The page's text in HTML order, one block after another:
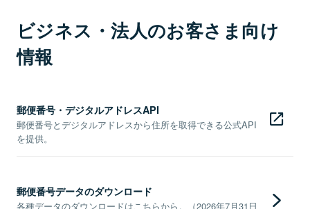
ビジネス・法人のお客さま向け
情報
郵便番号・デジタルアドレスAPI
郵便番号とデジタルアドレスから住所を取得できる公式API
を提供。
郵便番号データのダウンロード
各種データのダウンロードはこちらから。（2026年7月31日